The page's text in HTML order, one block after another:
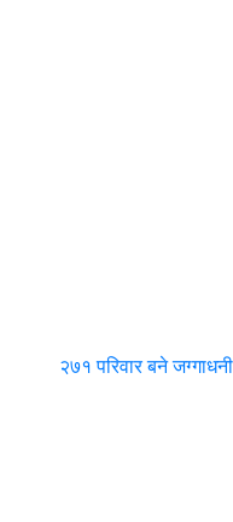
२७१ परिवार बने